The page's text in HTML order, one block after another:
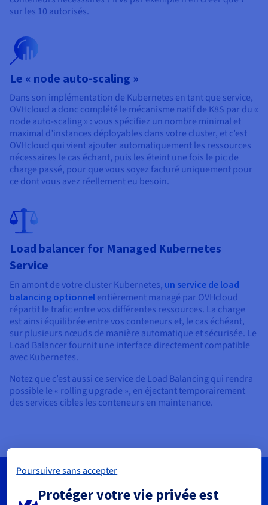
sur les 10 autorisés.
Le « node auto-scaling »
Dans son implémentation de Kubernetes en tant que service,
OVHcloud a donc complété le mécanisme natif de K8S par du «
node auto-scaling » : vous spécifiez un nombre minimal et
maximal d’instances déployables dans votre cluster, et c’est
OVHcloud qui vient ajouter automatiquement les ressources
nécessaires le cas échant, puis les éteint une fois le pic de
charge passé, pour que vous soyez facturé uniquement pour
ce dont vous avez réellement eu besoin.
Load balancer for Managed Kubernetes
Service
En amont de votre cluster Kubernetes, un service de load
balancing optionnel entièrement managé par OVHcloud
répartit le trafic entre vos différentes ressources. La charge
est ainsi équilibrée entre vos conteneurs et, le cas échéant,
sur plusieurs nœuds de manière automatique et sécurisée. Le
Load Balancer fournit une interface directement compatible
avec Kubernetes.
Notez que c’est aussi ce service de Load Balancing qui rendra
possible le « rolling upgrade », en éjectant temporairement
des services cibles les conteneurs en maintenance.
Poursuivre sans accepter
Protéger votre vie privée est